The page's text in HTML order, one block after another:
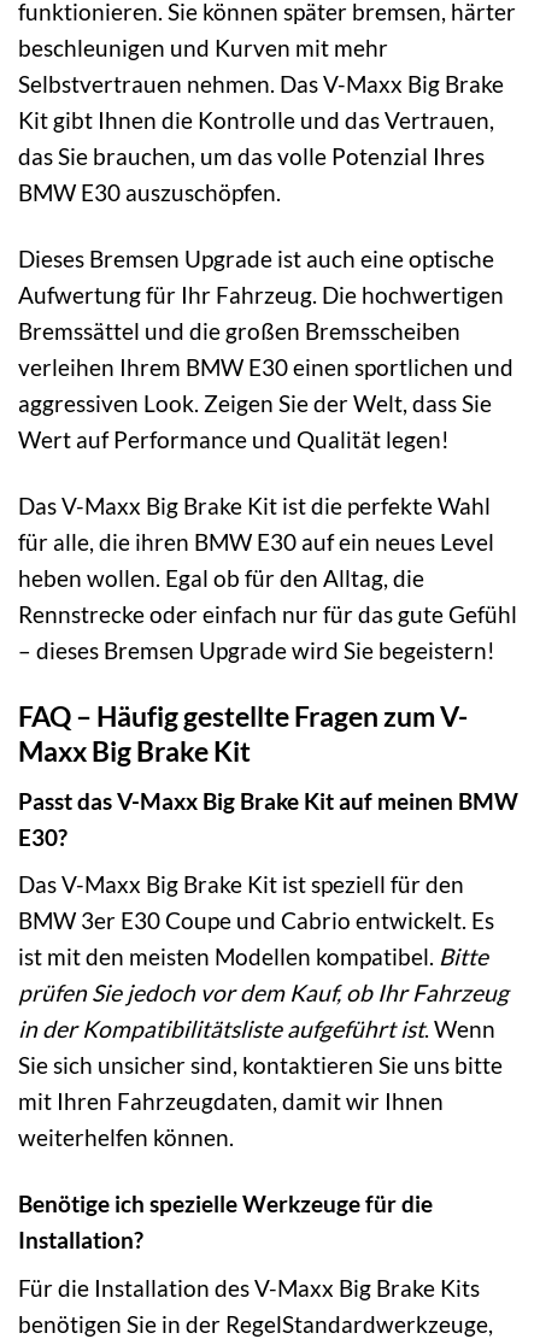
funktionieren. Sie können später bremsen, härter
beschleunigen und Kurven mit mehr
Selbstvertrauen nehmen. Das V-Maxx Big Brake
Kit gibt Ihnen die Kontrolle und das Vertrauen,
das Sie brauchen, um das volle Potenzial Ihres
BMW E30 auszuschöpfen.
Dieses Bremsen Upgrade ist auch eine optische
Aufwertung für Ihr Fahrzeug. Die hochwertigen
Bremssättel und die großen Bremsscheiben
verleihen Ihrem BMW E30 einen sportlichen und
aggressiven Look. Zeigen Sie der Welt, dass Sie
Wert auf Performance und Qualität legen!
Das V-Maxx Big Brake Kit ist die perfekte Wahl
für alle, die ihren BMW E30 auf ein neues Level
heben wollen. Egal ob für den Alltag, die
Rennstrecke oder einfach nur für das gute Gefühl
– dieses Bremsen Upgrade wird Sie begeistern!
FAQ – Häufig gestellte Fragen zum V-
Maxx Big Brake Kit
Passt das V-Maxx Big Brake Kit auf meinen BMW
E30?
Das V-Maxx Big Brake Kit ist speziell für den
BMW 3er E30 Coupe und Cabrio entwickelt. Es
ist mit den meisten Modellen kompatibel. Bitte
prüfen Sie jedoch vor dem Kauf, ob Ihr Fahrzeug
in der Kompatibilitätsliste aufgeführt ist. Wenn
Sie sich unsicher sind, kontaktieren Sie uns bitte
mit Ihren Fahrzeugdaten, damit wir Ihnen
weiterhelfen können.
Benötige ich spezielle Werkzeuge für die
Installation?
Für die Installation des V-Maxx Big Brake Kits
benötigen Sie in der RegelStandardwerkzeuge,